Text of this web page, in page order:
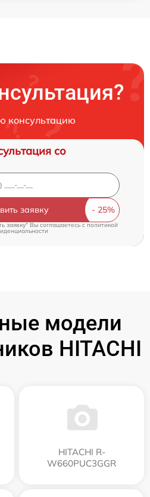
консультацию
со
заявку
заявку" Вы соглашаетесь cполитикой
модели
HITACHI
HITACHI R-
W660PUC3GGR